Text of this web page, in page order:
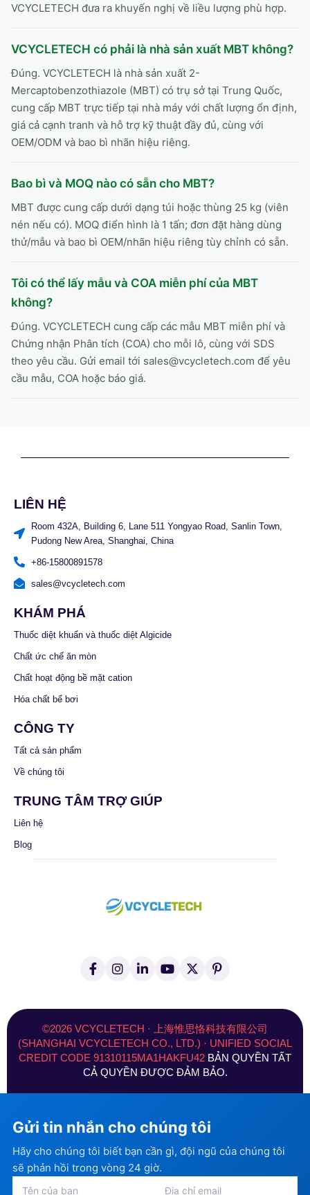
VCYCLETECH đưa ra khuyến nghị về liều lượng phù hợp.
VCYCLETECH có phải là nhà sản xuất MBT không?
Đúng. VCYCLETECH là nhà sản xuất 2-
Mercaptobenzothiazole (MBT) có trụ sở tại Trung Quốc,
cung cấp MBT trực tiếp tại nhà máy với chất lượng ổn định,
giá cả cạnh tranh và hỗ trợ kỹ thuật đầy đủ, cùng với
OEM/ODM và bao bì nhãn hiệu riêng.
Bao bì và MOQ nào có sẵn cho MBT?
MBT được cung cấp dưới dạng túi hoặc thùng 25 kg (viên
nén nếu có). MOQ điển hình là 1 tấn; đơn đặt hàng dùng
thử/mẫu và bao bì OEM/nhãn hiệu riêng tùy chỉnh có sẵn.
Tôi có thể lấy mẫu và COA miễn phí của MBT
không?
Đúng. VCYCLETECH cung cấp các mẫu MBT miễn phí và
Chứng nhận Phân tích (COA) cho mỗi lô, cùng với SDS
theo yêu cầu. Gửi email tới sales@vcycletech.com để yêu
cầu mẫu, COA hoặc báo giá.
LIÊN HỆ
Room 432A, Building 6, Lane 511 Yongyao Road, Sanlin Town,
Pudong New Area, Shanghai, China
+86-15800891578
sales@vcycletech.com
KHÁM PHÁ
Thuốc diệt khuẩn và thuốc diệt Algicide
Chất ức chế ăn mòn
Chất hoạt động bề mặt cation
Hóa chất bể bơi
CÔNG TY
Tất cả sản phẩm
Về chúng tôi
TRUNG TÂM TRỢ GIÚP
Liên hệ
Blog
F
a
b
o
o
k
-
f
I
n
a
g
r
a
m
i
e
d
i
n
-
i
Y
o
u
b
e
X
(
i
t
t
e
r
)
P
i
e
r
e
s
t
©2026 VCYCLETECH · 上海惟思恪科技有限公司
(SHANGHAI VCYCLETECH CO., LTD.) · UNIFIED SOCIAL
CREDIT CODE 91310115MA1HAKFU42 BẢN QUYỀN TẤT
CẢ QUYỀN ĐƯỢC ĐẢM BẢO.
Gửi tin nhắn cho chúng tôi
Hãy cho chúng tôi biết bạn cần gì, đội ngũ của chúng tôi
sẽ phản hồi trong vòng 24 giờ.